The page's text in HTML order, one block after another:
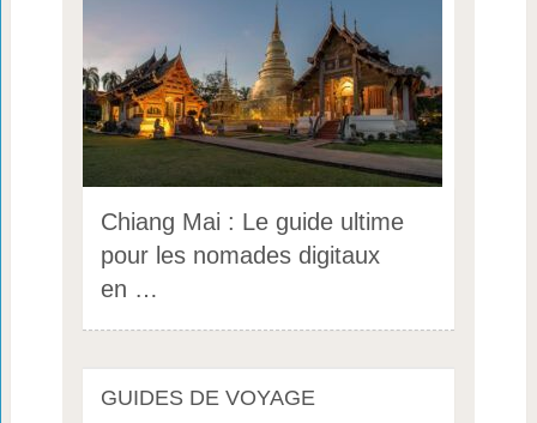
Chiang Mai : Le guide ultime
pour les nomades digitaux
en …
GUIDES DE VOYAGE